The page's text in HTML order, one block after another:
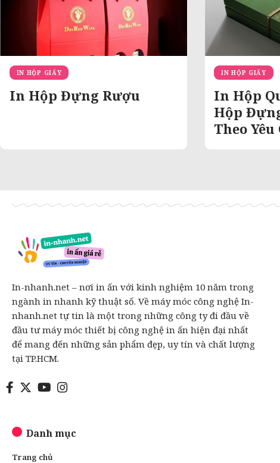
IN HỘP GIẤY
In Hộp Đựng Rượu
IN HỘP GIẤY
In Hộp
Hộp
Theo Yêu
In-nhanh.net – nơi in ấn với kinh nghiệm 10 năm trong
ngành in nhanh kỹ thuật số. Về máy móc công nghệ In-
nhanh.net tự tin là một trong những công ty đi đầu về
đầu tư máy móc thiết bị công nghệ in ấn hiện đại nhất
để mang đến những sản phẩm đẹp, uy tín và chất lượng
tại TP.HCM.
Danh mục
Trang chủ